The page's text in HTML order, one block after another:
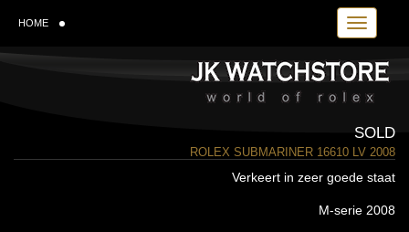
Toggle
HOME
SOLD
ROLEX SUBMARINER 16610 LV 2008
Verkeert in zeer goede staat
M-serie 2008